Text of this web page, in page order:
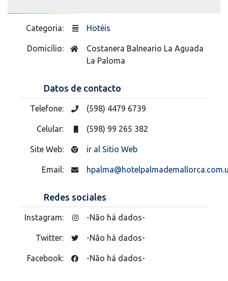
Categoria: Hotéis
Domicílio:
Costanera Balneario La Aguada
La Paloma
Datos de contacto
Telefone: (598) 4479 6739
Celular: (598) 99 265 382
Site Web: ir al Sitio Web
Email:
Redes sociales
Instagram: -Não há dados-
Twitter: -Não há dados-
Facebook: -Não há dados-